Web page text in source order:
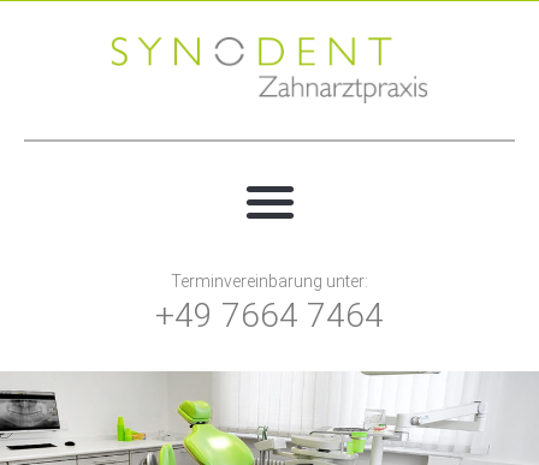
Terminvereinbarung unter:
+49 7664 7464